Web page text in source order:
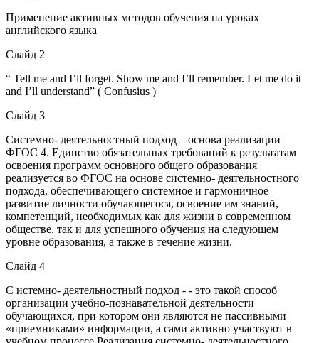
Применение активных методов обучения на уроках
английского языка
Слайд 2
“ Tell me and I’ll forget. Show me and I’ll remember. Let me do it
and I’ll understand” ( Confusius )
Слайд 3
Системно- деятельностный подход – основа реализации
ФГОС 4. Единство обязательных требований к результатам
освоения программ основного общего образования
реализуется во ФГОС на основе системно- деятельностного
подхода, обеспечивающего системное и гармоничное
развитие личности обучающегося, освоение им знаний,
компетенций, необходимых как для жизни в современном
обществе, так и для успешного обучения на следующем
уровне образования, а также в течение жизни.
Слайд 4
С истемно- деятельностный подход - - это такой способ
организации учебно-познавательной деятельности
обучающихся, при котором они являются не пассивными
«приемниками» информации, а сами активно участвуют в